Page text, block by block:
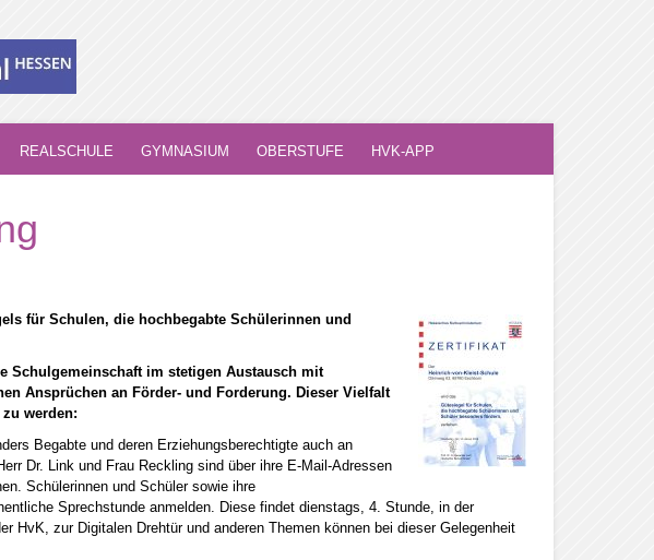
REALSCHULE GYMNASIUM OBERSTUFE HVK-APP
für Schulen, die hochbegabte Schülerinnen und
Schulgemeinschaft im stetigen Austausch mit
Ansprüchen an Förder- und Forderung. Dieser Vielfalt
werden:
Begabte und deren Erziehungsberechtigte auch an
Dr. Link und Frau Reckling sind über ihre E-Mail-Adressen
Schülerinnen und Schüler sowie ihre
Sprechstunde anmelden. Diese findet dienstags, 4. Stunde, in der
HvK, zur Digitalen Drehtür und anderen Themen können bei dieser Gelegenheit